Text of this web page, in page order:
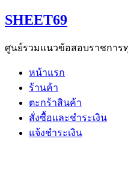
Skip
to
SHEET69
ศูนย์รวมแนวข้อสอบราชการ
หน้าแรก
ร้านค้า
ตะกร้าสินค้า
สั่งซื้อและชำระเงิน
แจ้งชำระเงิน